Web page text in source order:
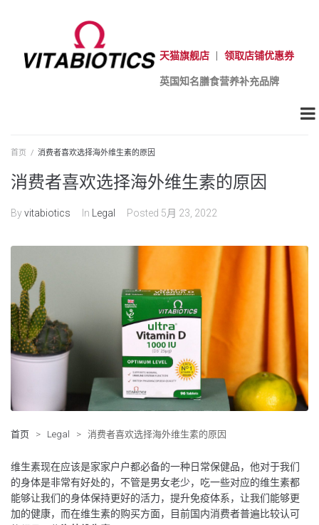
天猫旗舰店 领取店铺优惠券
英国知名膳食营养补充品牌
首页 / 消费者喜欢选择海外维生素的原因
消费者喜欢选择海外维生素的原因
Byvitabiotics In Legal Posted 5月 23, 2022
首页 > Legal > 消费者喜欢选择海外维生素的原因
维生素现在应该是家家户户都必备的一种日常保健品，他对于我们
的身体是非常有好处的，不管是男女老少，吃一些对应的维生素都
能够让我们的身体保持更好的活力，提升免疫体系，让我们能够更
加的健康，而在维生素的购买方面，目前国内消费者普遍比较认可